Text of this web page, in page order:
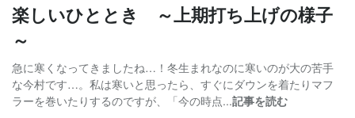
楽しいひととき ～上期打ち上げの様子
～
急に寒くなってきましたね…！冬生まれなのに寒いのが大の苦手
な今村です…。私は寒いと思ったら、すぐにダウンを着たりマフ
ラーを巻いたりするのですが、「今の時点...記事を読む